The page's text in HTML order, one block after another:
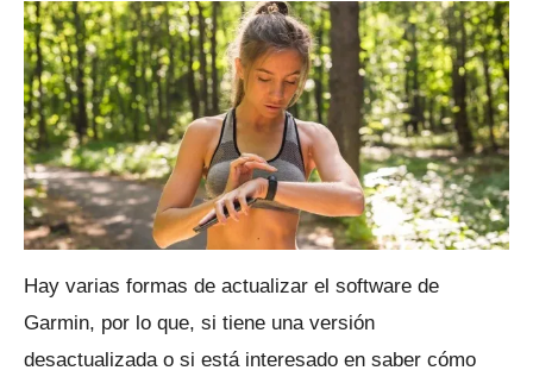
Hay varias formas de actualizar el software de
Garmin, por lo que, si tiene una versión
desactualizada o si está interesado en saber cómo